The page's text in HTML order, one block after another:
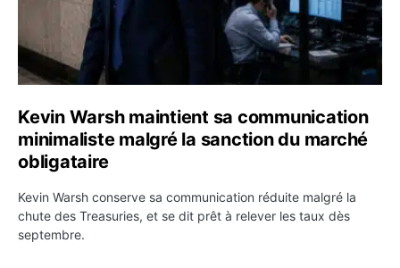
Kevin Warsh maintient sa communication
minimaliste malgré la sanction du marché
obligataire
Kevin Warsh conserve sa communication réduite malgré la
chute des Treasuries, et se dit prêt à relever les taux dès
septembre.